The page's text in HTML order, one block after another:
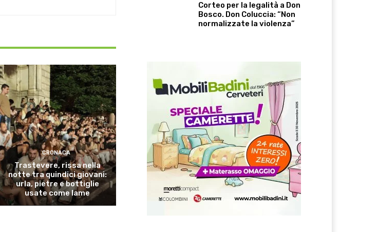
CRONACA
Trastevere, rissa nella
notte tra quindici giovani:
urla, pietre e bottiglie
usate come lame
Corteo per la legalità a Don
Bosco. Don Coluccia: “Non
normalizzate la violenza”